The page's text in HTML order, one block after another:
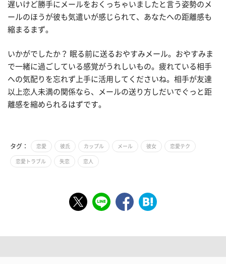
遅いけど勝手にメールをおくっちゃいましたと言う姿勢のメ
ールのほうが彼も気遣いが感じられて、あなたへの距離感も
縮まるまず。
いかがでしたか？ 眠る前に送るおやすみメール。おやすみま
で一緒に過ごしている感覚がうれしいもの。疲れている相手
への気配りを忘れず上手に活用してくださいね。相手が友達
以上恋人未満の関係なら、メールの送り方しだいでぐっと距
離感を縮められるはずです。
タグ： 恋愛 彼氏 カップル メール 彼女 恋愛テク
恋愛トラブル 失恋 恋人